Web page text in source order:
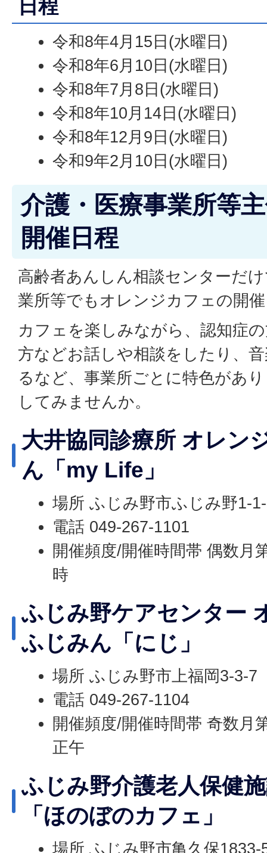
日程
令和8年4月15日(水曜日)
令和8年6月10日(水曜日)
令和8年7月8日(水曜日)
令和8年10月14日(水曜日)
令和8年12月9日(水曜日)
令和9年2月10日(水曜日)
介護・医療事業所等
開催日程
高齢者あんしん相談センターだ
業所等でもオレンジカフェの開
カフェを楽しみながら、認知症
方などお話しや相談をしたり、
るなど、事業所ごとに特色があ
してみませんか。
大井協同診療所 オレン
ん「my Life」
場所 ふじみ野市ふじみ野
電話 049-267-1101
開催頻度/開催時間帯 偶数月
時
ふじみ野ケアセンター
ふじみん「にじ」
場所 ふじみ野市上福岡3-3-7
電話 049-267-1104
開催頻度/開催時間帯 奇数月
正午
ふじみ野介護老人保健
「ほのぼのカフェ」
場所 ふじみ野市亀久保1833-